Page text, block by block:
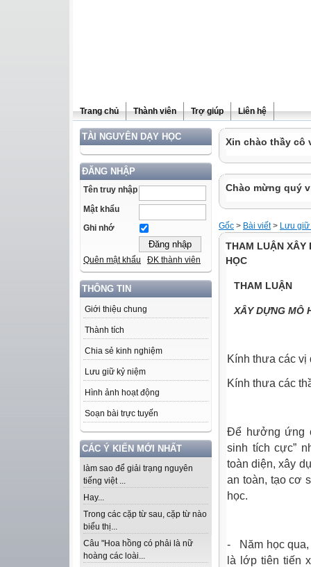
Trang chủ Thành viên Trợ giúp Liên hệ
TÀI NGUYÊN DẠY HỌC
ĐĂNG NHẬP
Tên truy nhập
Mật khẩu
Ghi nhớ
Quên mật khẩu ĐK thành viên
THÔNG TIN
Giới thiệu chung
Thành tích
Chia sẻ kinh nghiệm
Lưu giữ kỷ niệm
Hình ảnh hoạt động
Soạn bài trực tuyến
CÁC Ý KIẾN MỚI NHẤT
làm sao để giải trạng nguyên
tiếng việt ...
Hay...
Trong các cặp từ sau, cặp từ nào
biểu thị...
Câu "Hoa hồng có phải là nữ
hoàng các loài...
Xin chào thầy cô
Chào mừng quý
Gốc > Bài viết> Lưu
THAM LUẬN XÂY
HỌC
THAM LUẬN
XÂY DỰNG MÔ
Kính thưa các vị
Kính thưa các
Để hưởng ứng
sinh tích cực”
toàn diện, xây
an toàn, tạo cơ
học.
- Năm học
là lớp tiên tiến